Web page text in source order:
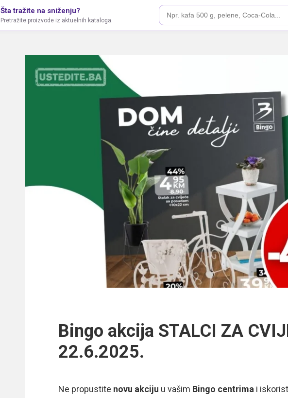
Šta tražite na sniženju?
Pretražite proizvode iz aktuelnih kataloga.
Bingo akcija STALCI ZA
22.6.2025.
Ne propustite novu akciju u vašim Bingo centrima i